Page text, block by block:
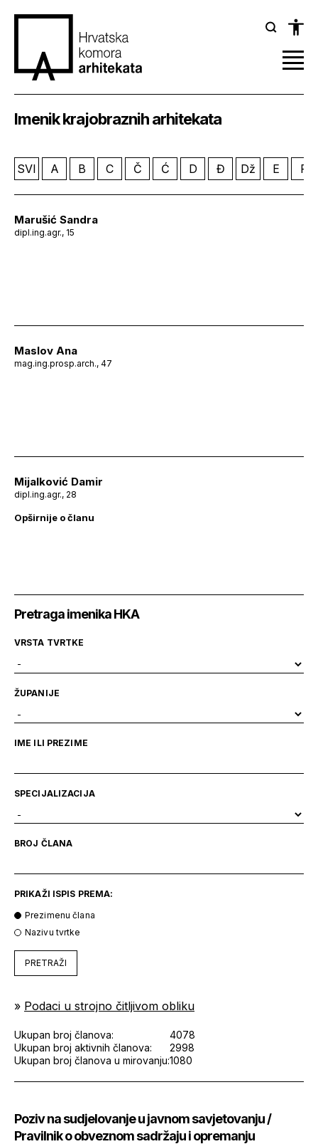
Imenik krajobraznih arhitekata
SVI A B C Č Ć D Đ Dž E F
Marušić Sandra
dipl.ing.agr., 15
Maslov Ana
mag.ing.prosp.arch., 47
Mijalković Damir
dipl.ing.agr., 28
Opširnije o članu
Pretraga imenika HKA
VRSTA TVRTKE
ŽUPANIJE
IME ILI PREZIME
SPECIJALIZACIJA
BROJ ČLANA
PRIKAŽI ISPIS PREMA:
Prezimenu člana
Nazivu tvrtke
PRETRAŽI
» Podaci u strojno čitljivom obliku
Ukupan broj članova:
4078
Ukupan broj aktivnih članova:
2998
Ukupan broj članova u mirovanju:1080
Poziv na sudjelovanje u javnom savjetovanju /
Pravilnik o obveznom sadržaju i opremanju